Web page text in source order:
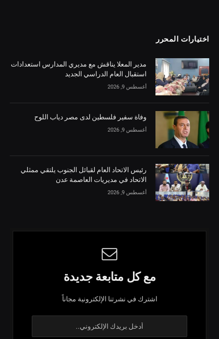
اختيارات المحرر
مدير المعلا يناقش مع مديري المدارس استعدادات
استقبال العام الدراسي الجديد
أغسطس 9, 2026
وفاة سفير فلسطين لدى مصر دياب اللوح
أغسطس 9, 2026
رئيس الاتحاد العام لقبائل الجنوب يلتقي ممثلي
الاتحاد في مديريات العاصمة عدن
أغسطس 9, 2026
مع كل متابعة جديدة
اشترك في نشرتنا الإلكترونية مجاناً